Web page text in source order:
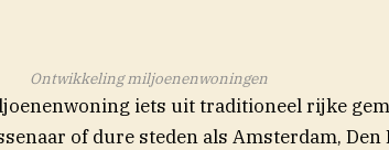
Ontwikkeling miljoenenwoningen
iets uit traditioneel rijke
of dure steden als Amsterdam, Den